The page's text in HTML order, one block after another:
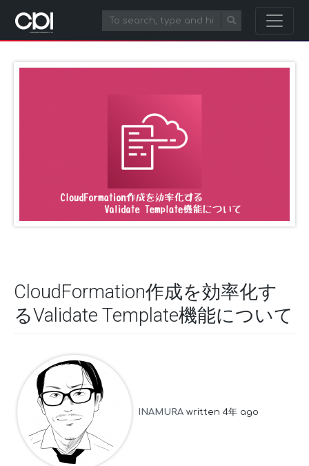
CloudFormation作成を効率化す
るValidate Template機能について
INAMURA written 4年 ago